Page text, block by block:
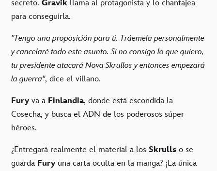
secreto. Gravik llama al protagonista y lo chantajea
para conseguirla.
"Tengo una proposición para ti. Tráemela personalmente
y cancelaré todo este asunto. Si no consigo lo que quiero,
tu presidente atacará Nova Skrullos y entonces empezará
la guerra", dice el villano.
Fury va a Finlandia, donde está escondida la
Cosecha, y busca el ADN de los poderosos súper
héroes.
¿Entregará realmente el material a los Skrulls o se
guarda Fury una carta oculta en la manga? ¡La única